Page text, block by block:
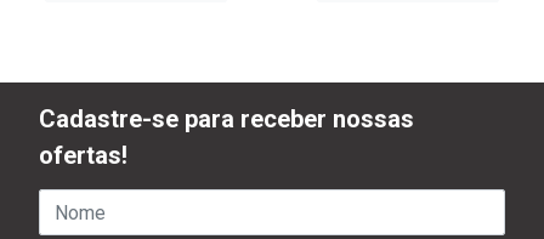
Cadastre-se para receber nossas
ofertas!